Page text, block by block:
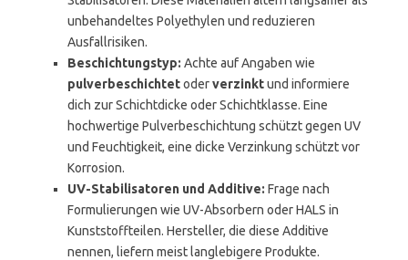
unbehandeltes Polyethylen und reduzieren
Ausfallrisiken.
Beschichtungstyp: Achte auf Angaben wie
pulverbeschichtetoderverzinktund informiere
dich zur Schichtdicke oder Schichtklasse. Eine
hochwertige Pulverbeschichtung schützt gegen UV
und Feuchtigkeit, eine dicke Verzinkung schützt vor
Korrosion.
UV-Stabilisatoren und Additive: Frage nach
Formulierungen wie UV-Absorbern oder HALS in
Kunststoffteilen. Hersteller, die diese Additive
nennen, liefern meist langlebigere Produkte.